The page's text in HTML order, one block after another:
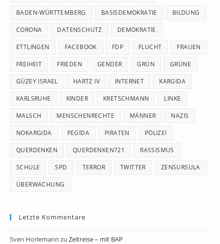
BADEN-WÜRTTEMBERG BASISDEMOKRATIE BILDUNG
CORONA DATENSCHUTZ DEMOKRATIE
ETTLINGEN FACEBOOK FDP FLUCHT FRAUEN
FREIHEIT FRIEDEN GENDER GRÜN GRÜNE
GÜZEY ISRAEL HARTZ IV INTERNET KARGIDA
KARLSRUHE KINDER KRETSCHMANN LINKE
MALSCH MENSCHENRECHTE MÄNNER NAZIS
NOKARGIDA PEGIDA PIRATEN POLIZEI
QUERDENKEN QUERDENKEN721 RASSISMUS
SCHULE SPD TERROR TWITTER ZENSURSULA
ÜBERWACHUNG
Letzte Kommentare
Sven Horlemann zu Zeitreise – mit BAP